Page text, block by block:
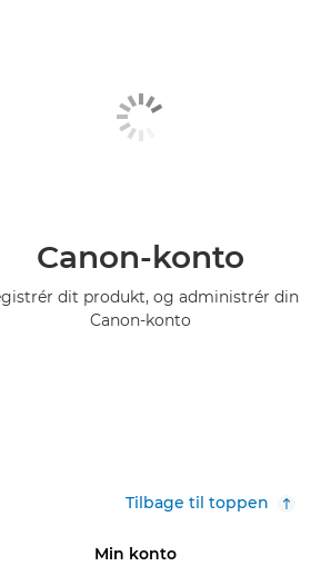
Canon-konto
dit produkt, og administrér din
Canon-konto
Tilbage til toppen
Min konto